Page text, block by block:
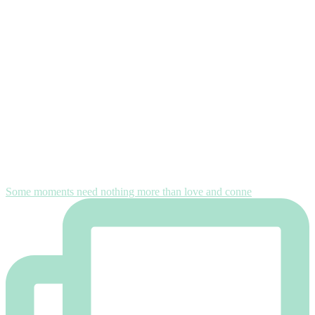
Some moments need nothing more than love and conne